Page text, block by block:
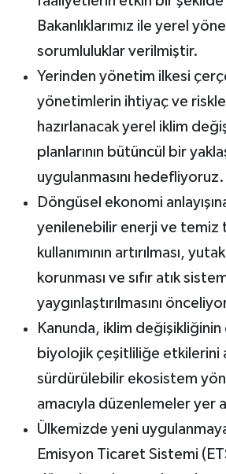
Bakanlıklarımız ile yerel
sorumluluklar verilmiştir.
Yerinden yönetim ilkesi
yönetimlerin ihtiyaç ve
hazırlanacak yerel iklim
planlarının bütüncül bir
uygulanmasını hedefliyoruz.
Döngüsel ekonomi
yenilenebilir enerji ve temiz
kullanımının artırılması,
korunması ve sıfır atık
yaygınlaştırılmasını
Kanunda, iklim
biyolojik çeşitliliğe etkilerini
sürdürülebilir ekosistem
amacıyla düzenlemeler yer
Ülkemizde yeni
Emisyon Ticaret Sistemi